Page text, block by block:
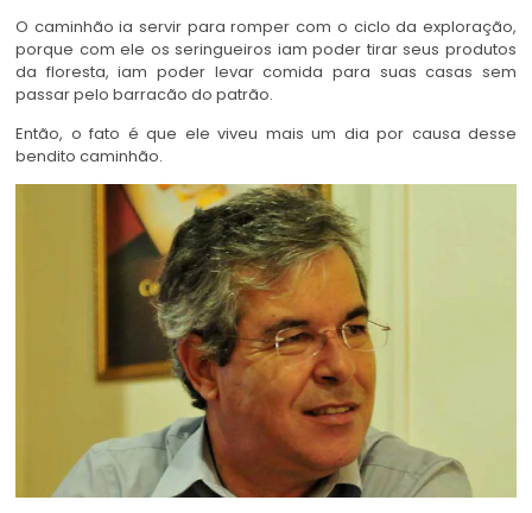
O caminhão ia servir para romper com o ciclo da exploração,
porque com ele os seringueiros iam poder tirar seus produtos
da floresta, iam poder levar comida para suas casas sem
passar pelo barracão do patrão.
Então, o fato é que ele viveu mais um dia por causa desse
bendito caminhão.